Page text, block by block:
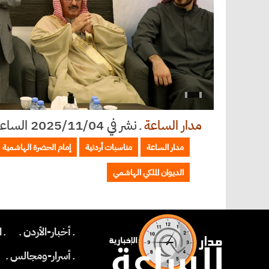
مدار الساعةـنشر في 2025/11/04 الساعة 19:27
مدار الساعة مناسبات أردنية
إمام الحضرة الهاشمية
الديوان الملكي الهاشمي
ـ أخبار-الأردن ـ
ـ أسرار-ومجالس ـ